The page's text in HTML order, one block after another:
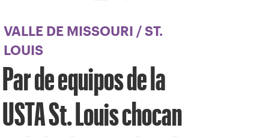
VALLE DE MISSOURI / ST.
LOUIS
Par de equipos de la
USTA St. Louis chocan